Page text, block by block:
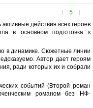
[ 5 ]
действия всех героев
в основном подготовка к
в динамике. Сюжетные линии
Автор дает героям
ради которых их и собрали
событий (Второй роман
романом без НФ-